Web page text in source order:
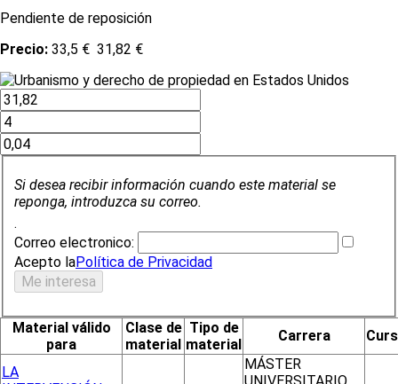
Pendiente de reposición
Precio: 33,5 € 31,82 €
Si desea recibir información cuando este material se
reponga, introduzca su correo.
.
Correo electronico:
Acepto laPolítica de Privacidad
Material válido
para
Clase de
material
Tipo de
material
Carrera
LA
MÁSTER
UNIVERSITARIO